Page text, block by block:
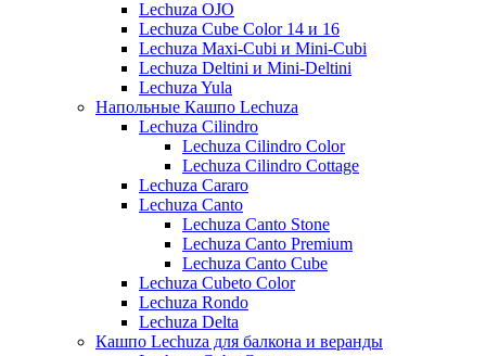
Lechuza OJO
Lechuza Cube Color 14 и 16
Lechuza Maxi-Cubi и Mini-Cubi
Lechuza Deltini и Mini-Deltini
Lechuza Yula
Напольные Кашпо Lechuza
Lechuza Cilindro
Lechuza Cilindro Color
Lechuza Cilindro Cottage
Lechuza Cararo
Lechuza Canto
Lechuza Canto Stone
Lechuza Canto Premium
Lechuza Canto Cube
Lechuza Cubeto Color
Lechuza Rondo
Lechuza Delta
Кашпо Lechuza для балкона и веранды